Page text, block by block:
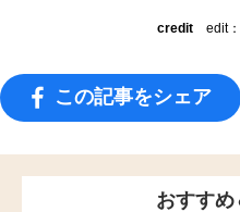
creditedit：
この記事をシェア
おすすめ